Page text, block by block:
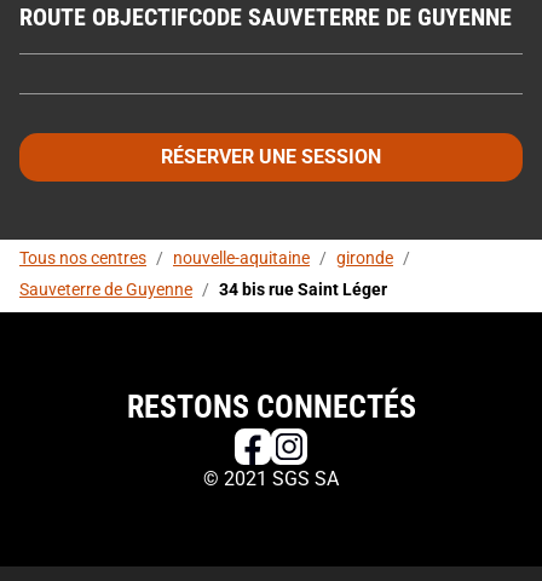
ROUTE OBJECTIFCODE SAUVETERRE DE GUYENNE
RÉSERVER UNE SESSION
Tous nos centres / nouvelle-aquitaine / gironde /
Sauveterre de Guyenne / 34 bis rue Saint Léger
RESTONS CONNECTÉS
© 2021 SGS SA